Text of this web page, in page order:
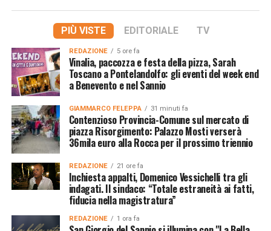
PIÙ VISTE EDITORIALE TV
REDAZIONE 5 ore fa
Vinalia, paccozza e festa della pizza, Sarah
Toscano a Pontelandolfo: gli eventi del week end
a Benevento e nel Sannio
GIAMMARCO FELEPPA 31 minuti fa
Contenzioso Provincia-Comune sul mercato di
piazza Risorgimento: Palazzo Mosti verserà
36mila euro alla Rocca per il prossimo triennio
REDAZIONE 21 ore fa
Inchiesta appalti, Domenico Vessichelli tra gli
indagati. Il sindaco: “Totale estraneità ai fatti,
fiducia nella magistratura”
REDAZIONE 1 ora fa